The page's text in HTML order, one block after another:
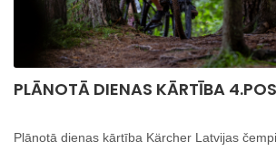
PLĀNOTĀ DIENAS KĀRTĪBA
Plānotā dienas kārtība Kärcher Latvijas